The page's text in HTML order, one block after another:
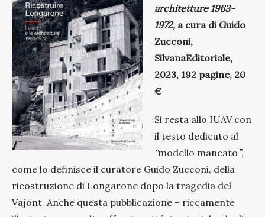
architetture 1963-
1972, a cura di Guido
Zucconi,
SilvanaEditoriale,
2023, 192 pagine, 20
€
Si resta allo IUAV con
il testo dedicato al
“modello mancato ”,
come lo definisce il curatore Guido Zucconi, della
ricostruzione di Longarone dopo la tragedia del
Vajont. Anche questa pubblicazione – riccamente